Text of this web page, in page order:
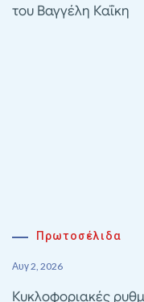
του Βαγγέλη Καΐκη
Πρωτοσέλιδα
Αυγ 2, 2026
Κυκλοφοριακές